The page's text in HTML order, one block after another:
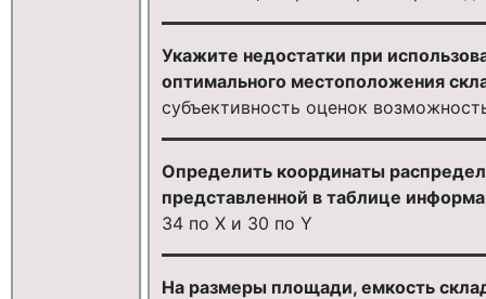
Укажите недостатки при
оптимального местоположения
субъективность оценок
Определить координаты
представленной в таблице
34 по Х и 30 по Y
На размеры площади, емкость